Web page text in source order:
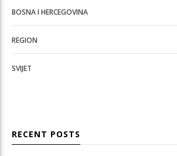
BOSNA I HERCEGOVINA
REGION
SVIJET
RECENT POSTS